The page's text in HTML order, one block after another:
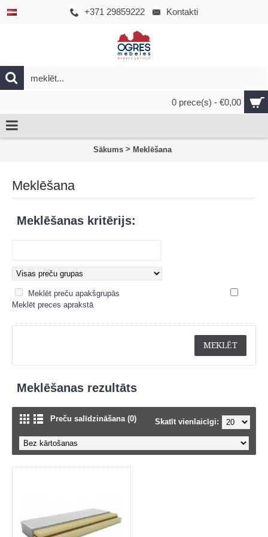
+371 29859222 Kontakti
0 prece(s) - €0,00
Sākums > Meklēšana
Meklēšana
Meklēšanas kritērijs:
Meklēt preču apakšgrupās
Meklēt preces aprakstā
Meklēšanas rezultāts
Preču salīdzināšana (0) Skatīt vienlaicīgi: